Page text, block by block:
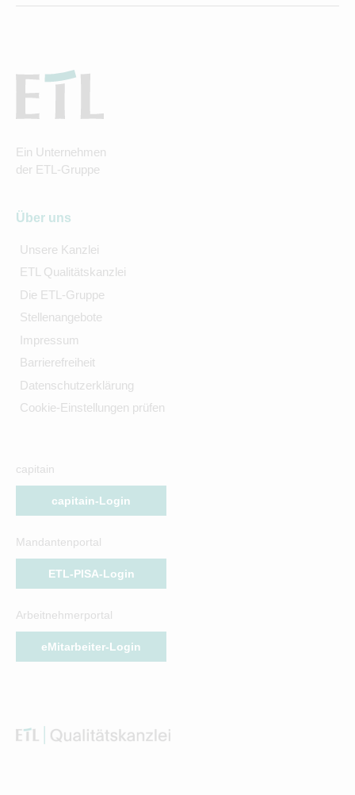
Ein Unternehmen
der ETL-Gruppe
Über uns
Unsere Kanzlei
ETL Qualitätskanzlei
Die ETL-Gruppe
Stellenangebote
Impressum
Barrierefreiheit
Datenschutzerklärung
Cookie-Einstellungen prüfen
capitain
capitain-Login
Mandantenportal
ETL-PISA-Login
Arbeitnehmerportal
eMitarbeiter-Login